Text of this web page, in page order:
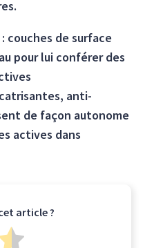
: couches de surface
pour lui conférer des
anti-
de façon autonome
actives dans
article ?